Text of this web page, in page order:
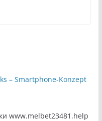
– Smartphone-Konzept
www.melbet23481.help